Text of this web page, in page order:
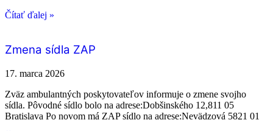
Čítať ďalej »
Zmena sídla ZAP
17. marca 2026
Zväz ambulantných poskytovateľov informuje o zmene svojho
sídla. Pôvodné sídlo bolo na adrese:Dobšinského 12,811 05
Bratislava Po novom má ZAP sídlo na adrese:Nevädzová 5821 01